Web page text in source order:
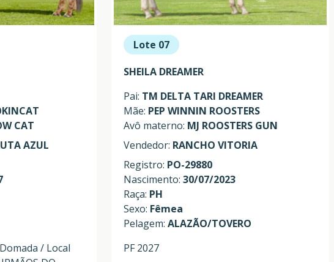
CAT
AZUL
/ Local
Lote 07
SHEILA DREAMER
Pai: TM DELTA TARI DREAMER
Mãe: PEP WINNIN ROOSTERS
Avô materno: MJ ROOSTERS GUN
Vendedor: RANCHO VITORIA
Registro: PO-29880
Nascimento: 30/07/2023
Raça: PH
Sexo: Fêmea
Pelagem: ALAZÃO/TOVERO
PF 2027